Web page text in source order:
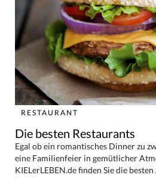
RESTAURANT
Die besten Restaurants
Egal ob ein romantisches Dinner zu
eine Familienfeier in gemütlicher
KIELerLEBEN.de finden Sie die